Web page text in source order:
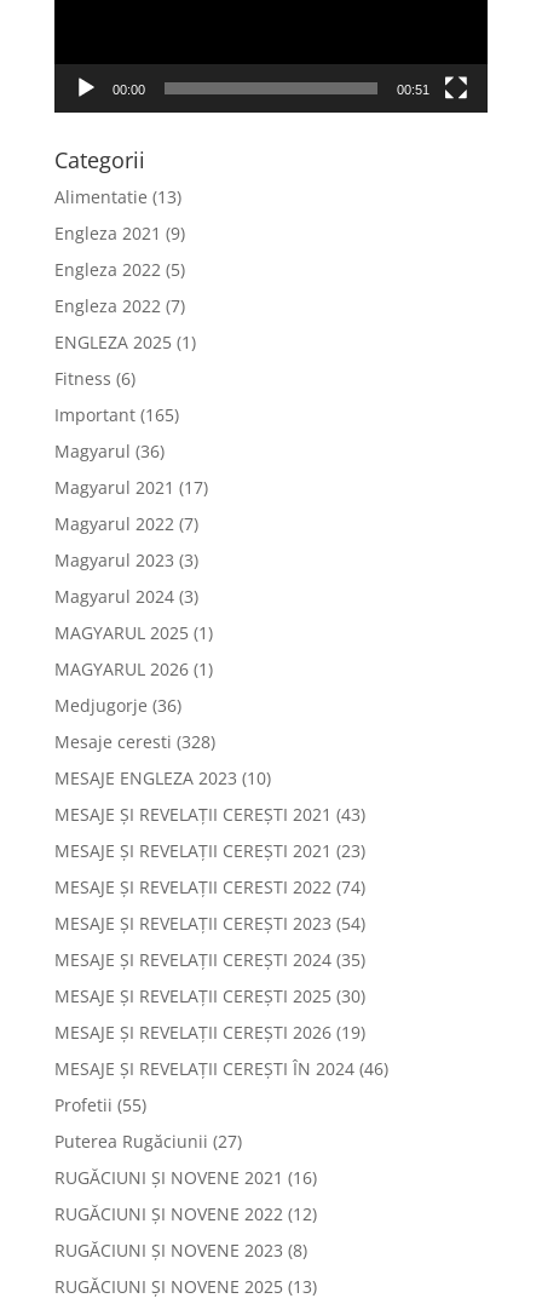
00:00 00:51
Categorii
Alimentatie (13)
Engleza 2021 (9)
Engleza 2022 (5)
Engleza 2022 (7)
ENGLEZA 2025(1)
Fitness (6)
Important(165)
Magyarul (36)
Magyarul 2021 (17)
Magyarul 2022 (7)
Magyarul 2023 (3)
Magyarul 2024(3)
MAGYARUL 2025(1)
MAGYARUL 2026(1)
Medjugorje (36)
Mesaje ceresti (328)
MESAJE ENGLEZA 2023 (10)
MESAJE ȘI REVELAȚII CEREȘTI 2021 (43)
MESAJE ȘI REVELAȚII CEREȘTI 2021 (23)
MESAJE ȘI REVELAȚII CERESTI 2022 (74)
MESAJE ȘI REVELAȚII CEREȘTI 2023 (54)
MESAJE ȘI REVELAȚII CEREȘTI 2024(35)
MESAJE ȘI REVELAȚII CEREȘTI 2025(30)
MESAJE ȘI REVELAȚII CEREȘTI 2026(19)
MESAJE ȘI REVELAȚII CEREȘTI ÎN 2024(46)
Profetii (55)
Puterea Rugăciunii (27)
RUGĂCIUNI ȘI NOVENE 2021 (16)
RUGĂCIUNI ȘI NOVENE 2022 (12)
RUGĂCIUNI ȘI NOVENE 2023 (8)
RUGĂCIUNI ȘI NOVENE 2025(13)